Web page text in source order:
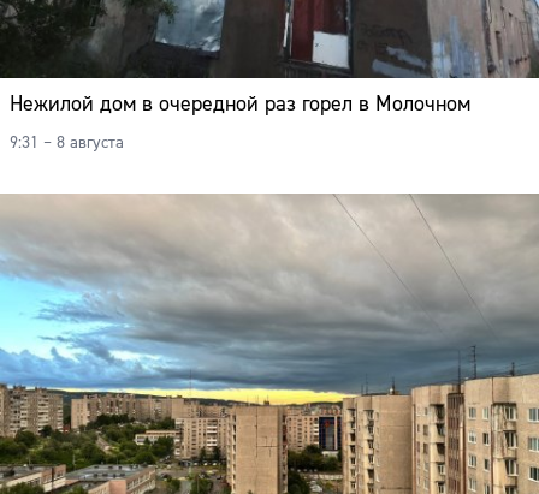
Нежилой дом в очередной раз горел в Молочном
9:31 – 8 августа